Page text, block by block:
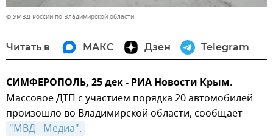
© УМВД России по Владимирской области
Читать в МАКС Дзен Telegram
СИМФЕРОПОЛЬ, 25 дек - РИА Новости Крым.
Массовое ДТП с участием порядка 20 автомобилей
произошло во Владимирской области, сообщает
"МВД - Медиа".